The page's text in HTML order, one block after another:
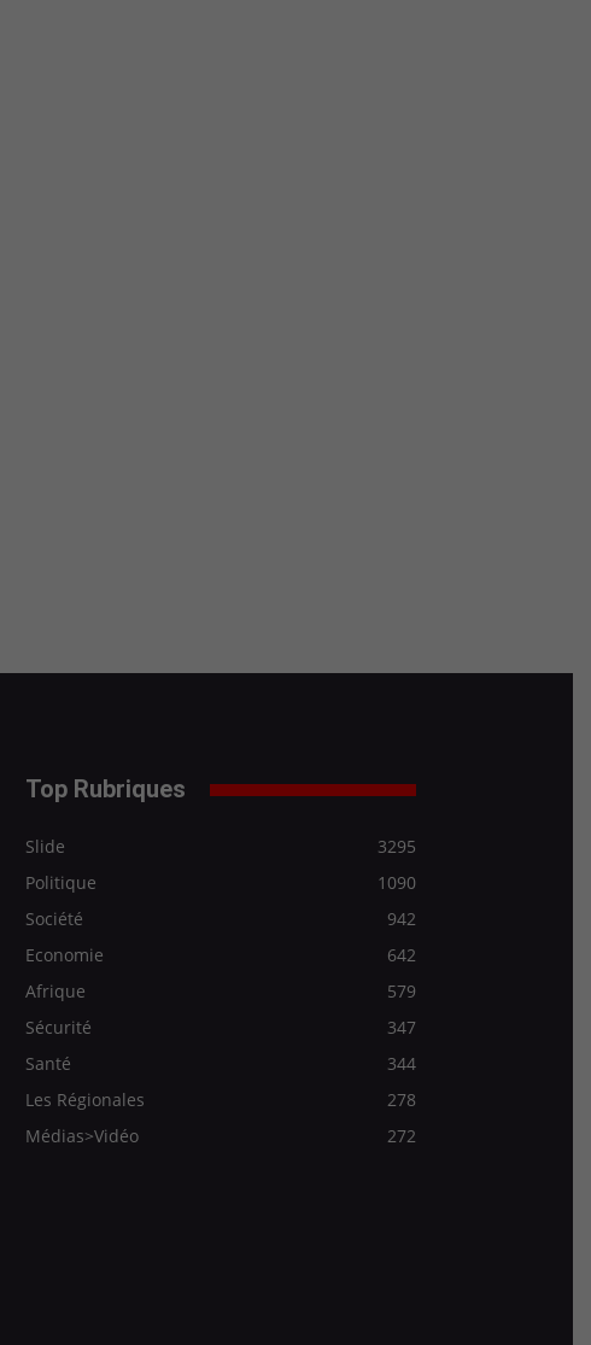
Top Rubriques
Slide
3295
Politique
1090
Société
942
Economie
642
Afrique
579
Sécurité
347
Santé
344
Les Régionales
278
Médias>Vidéo
272